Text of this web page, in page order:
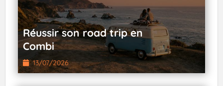
Réussir son road trip en
Combi
13/07/2026